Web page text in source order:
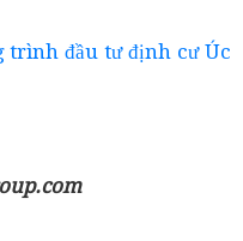
trình đầu tư định cư Úc